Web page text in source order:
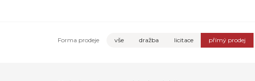
Forma prodeje vše dražba licitace přímý prodej